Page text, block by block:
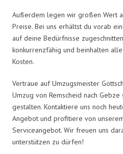
Außerdem legen wir großen Wert
Preise. Bei uns erhältst du vorab
auf deine Bedürfnisse
konkurrenzfähig und beinhalten
Kosten.
Vertraue auf Umzugsmeister
Umzug von Remscheid nach
gestalten. Kontaktiere uns noch
Angebot und profitiere von
Serviceangebot. Wir freuen uns
unterstützen zu dürfen!